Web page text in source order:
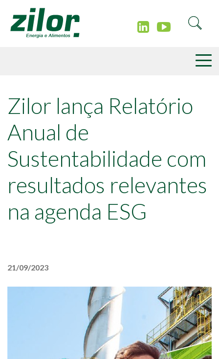
Zilor lança Relatório
Anual de
Sustentabilidade com
resultados relevantes
na agenda ESG
21/09/2023